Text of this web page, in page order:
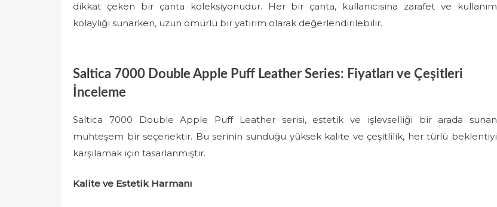
dikkat çeken bir çanta koleksiyonudur. Her bir çanta, kullanıcısına zarafet ve kullanım
kolaylığı sunarken, uzun ömürlü bir yatırım olarak değerlendirilebilir.
Saltica 7000 Double Apple Puff Leather Series: Fiyatları ve Çeşitleri
İnceleme
Saltica 7000 Double Apple Puff Leather serisi, estetik ve işlevselliği bir arada sunan
muhteşem bir seçenektir. Bu serinin sunduğu yüksek kalite ve çeşitlilik, her türlü beklentiyi
karşılamak için tasarlanmıştır.
Kalite ve Estetik Harmanı